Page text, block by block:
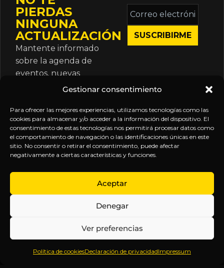
Gestionar consentimiento
Para ofrecer las mejores experiencias, utilizamos tecnologías como las
cookies para almacenar y/o acceder a la información del dispositivo. El
consentimiento de estas tecnologías nos permitirá procesar datos como
el comportamiento de navegación o las identificaciones únicas en este
sitio. No consentir o retirar el consentimiento, puede afectar
negativamente a ciertas características y funciones.
Aceptar
Denegar
Ver preferencias
Política de cookiesDeclaración de privacidadImpressum
PIERDAS
NINGUNA
ACTUALIZACIÓN
Mantente informado
sobre la agenda de
eventos, nuevas
publicaciones y
suscripción.
Correo
electrónico
*
Inteligencia
Anticipándonos
EXPLORA
Inicio
Sobre
Contenido
Webinars
LEGAL
Política
de
Términos y
Aviso
SÍGUENOS